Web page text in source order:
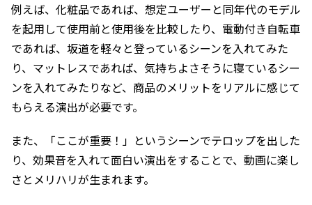
例えば、化粧品であれば、想定ユーザーと同年代のモデル
を起用して使用前と使用後を比較したり、電動付き自転車
であれば、坂道を軽々と登っているシーンを入れてみた
り、マットレスであれば、気持ちよさそうに寝ているシー
ンを入れてみたりなど、商品のメリットをリアルに感じて
もらえる演出が必要です。
また、「ここが重要！」というシーンでテロップを出した
り、効果音を入れて面白い演出をすることで、動画に楽し
さとメリハリが生まれます。